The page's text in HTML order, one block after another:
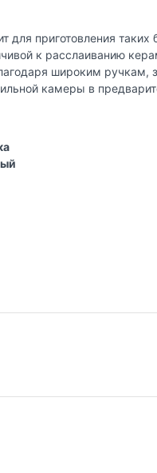
приготовления
к расслаиванию
широким ручкам,
камеры в
и использование